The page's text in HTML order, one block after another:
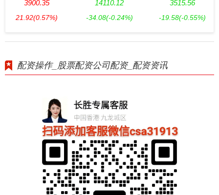
3900.35
21.92(0.57%)
14110.12
-34.08(-0.24%)
3515.56
-19.58(-0.55%)
配资操作_股票配资公司配资_配资资讯